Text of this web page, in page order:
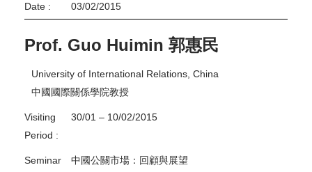
Date : 03/02/2015
Prof. Guo Huimin 郭惠民
University of International Relations, China
中國國際關係學院教授
Visiting
Period :
30/01 – 10/02/2015
Seminar
中國公關市場：回顧與展望